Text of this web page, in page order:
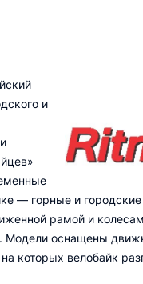
и
— горные и
рамой и
Модели оснащены
которых велобайк